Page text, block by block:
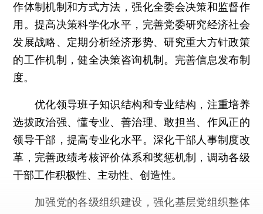
作体制机制和方式方法，强化全委会决策和监督作
用。提高决策科学化水平，完善党委研究经济社会
发展战略、定期分析经济形势、研究重大方针政策
的工作机制，健全决策咨询机制。完善信息发布制
度。
优化领导班子知识结构和专业结构，注重培养
选拔政治强、懂专业、善治理、敢担当、作风正的
领导干部，提高专业化水平。深化干部人事制度改
革，完善政绩考核评价体系和奖惩机制，调动各级
干部工作积极性、主动性、创造性。
加强党的各级组织建设，强化基层党组织整体